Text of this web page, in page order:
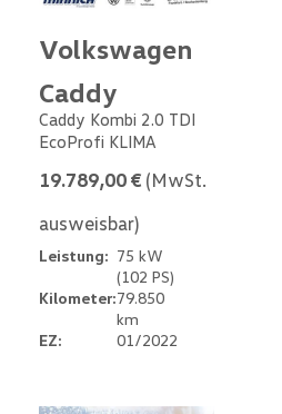
Volkswagen
Caddy
Caddy Kombi 2.0 TDI
EcoProfi KLIMA
19.789,00 € (MwSt.
ausweisbar)
Leistung: 75 kW
(102 PS)
Kilometer:79.850
km
EZ:
01/2022